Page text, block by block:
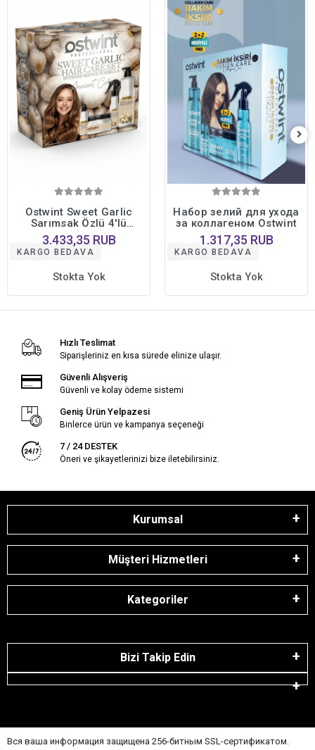
Ostwint Sweet Garlic
Sarımsak Özlü 4'lü
Profesyonel Saç Bakım
Seti • Yoğun Onarıcı
Bakım Formülü
3.433,35 RUB
KARGO BEDAVA
Stokta Yok
Набор зелий для ухода
за коллагеном Ostwint
1.317,35 RUB
KARGO BEDAVA
Stokta Yok
Hızlı Teslimat
Siparişleriniz en kısa sürede elinize ulaşır.
Güvenli Alışveriş
Güvenli ve kolay ödeme sistemi
Geniş Ürün Yelpazesi
Binlerce ürün ve kampanya seçeneği
7 / 24 DESTEK
Öneri ve şikayetlerinizi bize iletebilirsiniz.
Kurumsal
Müşteri Hizmetleri
Kategoriler
Bizi Takip Edin
Вся ваша информация защищена 256-битным SSL-сертификатом.